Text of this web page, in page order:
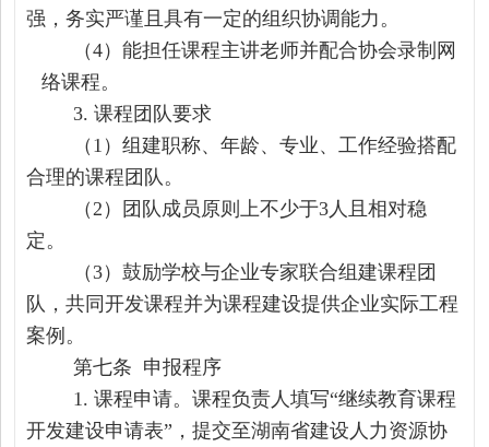
强，务实严谨且具有一定的组织协调能力。
（4）能担任课程主讲老师并配合协会录制网
络课程。
3.课程团队要求
（1）组建职称、年龄、专业、工作经验搭配
合理的课程团队。
（2）
团队成员原则上不少于3人且相对稳
定。
（3）鼓励学校与企业专家联合组建课程团
队，共同开发课程并为课程建设提供企业实际工程
案例。
第七条 申报程序
1.课程申请。课程负责人填写“继续教育课程
开发建设申请表” ，提交至湖南省建设人力资源协